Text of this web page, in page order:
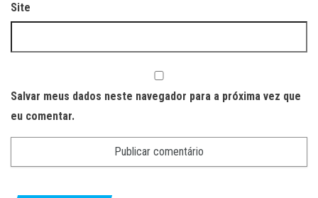
Site
Salvar meus dados neste navegador para a próxima vez que
eu comentar.